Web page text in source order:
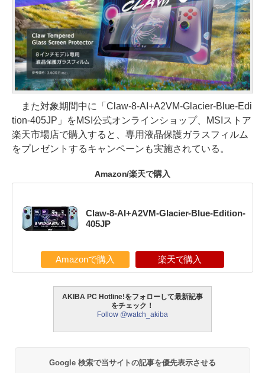
また対象期間中に「Claw-8-AI+A2VM-Glacier-Blue-Edi
tion-405JP」をMSI公式オンラインショップ、MSIストア
楽天市場店で購入すると、専用液晶保護ガラスフィルム
をプレゼントするキャンペーンも実施されている。
Amazon/楽天で購入
Claw-8-AI+A2VM-Glacier-Blue-Edition-
405JP
Amazonで購入 楽天で購入
AKIBA PC Hotline!をフォローして最新記事
をチェック！
Follow @watch_akiba
Google 検索で当サイトの記事を優先表示させる